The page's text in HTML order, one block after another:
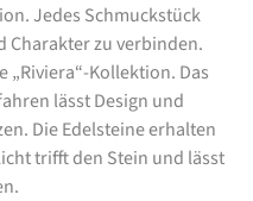
Jedes Schmuckstück
Charakter zu verbinden.
„Riviera“-Kollektion. Das
lässt Design und
Die Edelsteine erhalten
trifft den Stein und lässt